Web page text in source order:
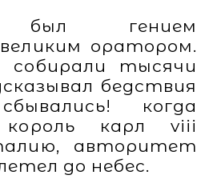
был гением
оратором.
собирали тысячи
бедствия
когда
король карл viii
авторитет
до небес.